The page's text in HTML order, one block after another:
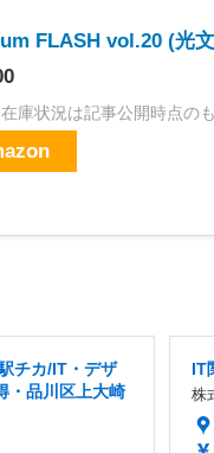
FLASH vol.20 (光
庫状況は記事公開時点の
チカ/IT・デザ
・品川区上大崎
IT
株